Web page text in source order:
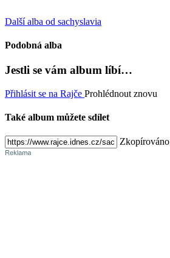
Další alba od sachyslavia
Podobná alba
Jestli se vám album líbí…
Přihlásit se na Rajče Prohlédnout znovu
Také album můžete sdílet
Zkopírováno